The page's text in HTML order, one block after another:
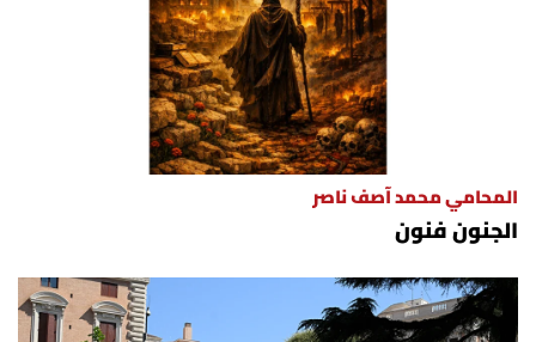
شروط الاستخدام
شروط الإشتراك
Digital solutions by
المحامي محمد آصف ناصر
الجنون فنون